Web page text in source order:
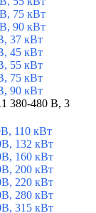
75 кВт
90 кВт
37 кВт
45 кВт
55 кВт
75 кВт
90 кВт
380-480 В, 3
110 кВт
132 кВт
160 кВт
200 кВт
220 кВт
280 кВт
315 кВт